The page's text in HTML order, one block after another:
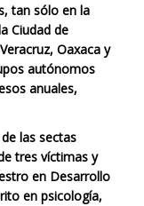
tan sólo en la
Ciudad de
Oaxaca y
autónomos
anuales,
las sectas
tres víctimas y
en Desarrollo
en psicología,